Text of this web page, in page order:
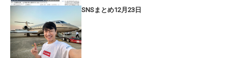
SNSまとめ12月23日